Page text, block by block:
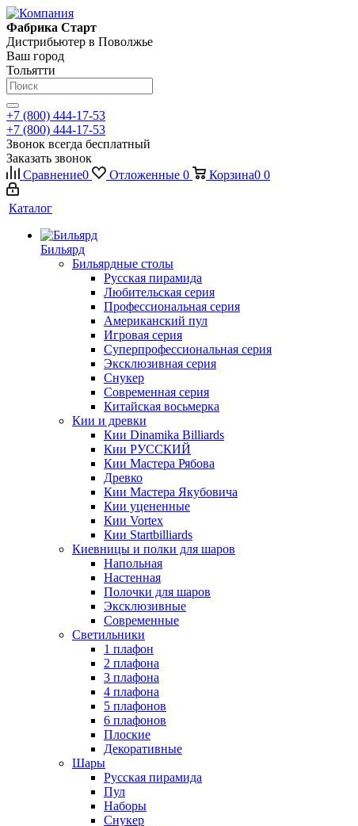
Фабрика Старт
Дистрибьютер в Поволжье
Ваш город
Тольятти
+7 (800) 444-17-53
+7 (800) 444-17-53
Звонок всегда бесплатный
Заказать звонок
Сравнение0 Отложенные 0 Корзина0 0
Каталог
Бильярд
Бильярдные столы
Русская пирамида
Любительская серия
Профессиональная серия
Американский пул
Игровая серия
Суперпрофессиональная серия
Эксклюзивная серия
Снукер
Современная серия
Китайская восьмерка
Кии и древки
Кии Dinamika Billiards
Кии РУССКИЙ
Кии Мастера Рябова
Древко
Кии Мастера Якубовича
Кии уцененные
Кии Vortex
Кии Startbilliards
Киевницы и полки для шаров
Напольная
Настенная
Полочки для шаров
Эксклюзивные
Современные
Светильники
1 плафон
2 плафона
3 плафона
4 плафона
5 плафонов
6 плафонов
Плоские
Декоративные
Шары
Русская пирамида
Пул
Наборы
Снукер